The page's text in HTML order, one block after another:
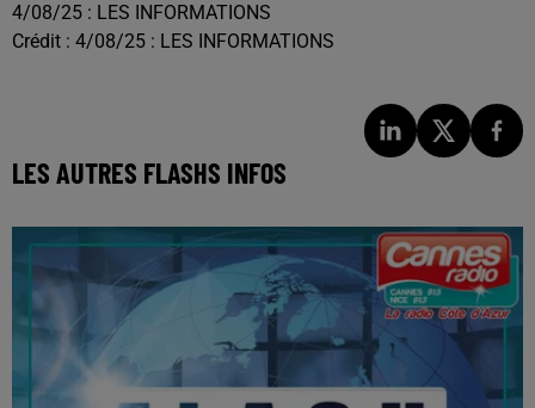
4/08/25 : LES INFORMATIONS
Crédit : 4/08/25 : LES INFORMATIONS
LES AUTRES FLASHS INFOS